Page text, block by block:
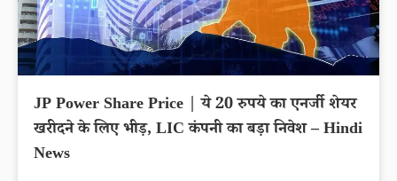
JP Power Share Price | ये 20 रुपये का एनर्जी शेयर
खरीदने के लिए भीड़, LIC कंपनी का बड़ा निवेश – Hindi
News